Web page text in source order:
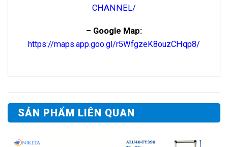
CHANNEL/
– Google Map:
https://maps.app.goo.gl/r5WfgzeK8ouzCHqp8/
SẢN PHẨM LIÊN QUAN